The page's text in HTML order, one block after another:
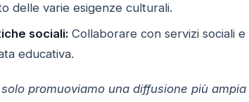
delle varie esigenze culturali.
sociali:Collaborare con servizi sociali
educativa.
promuoviamo una diffusione più